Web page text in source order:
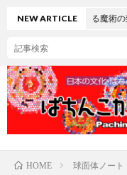
NEW ARTICLE
る魔術の禁書目録2』プレミア
HOME 球面体ノート